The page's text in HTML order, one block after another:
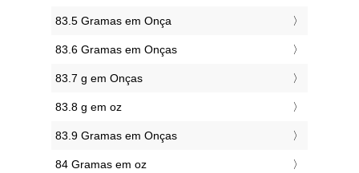
83.5 Gramas em Onça
83.6 Gramas em Onças
83.7 g em Onças
83.8 g em oz
83.9 Gramas em Onças
84 Gramas em oz